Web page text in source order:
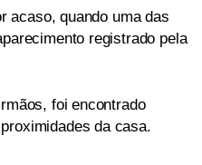
acaso, quando uma das
registrado pela
foi encontrado
da casa.